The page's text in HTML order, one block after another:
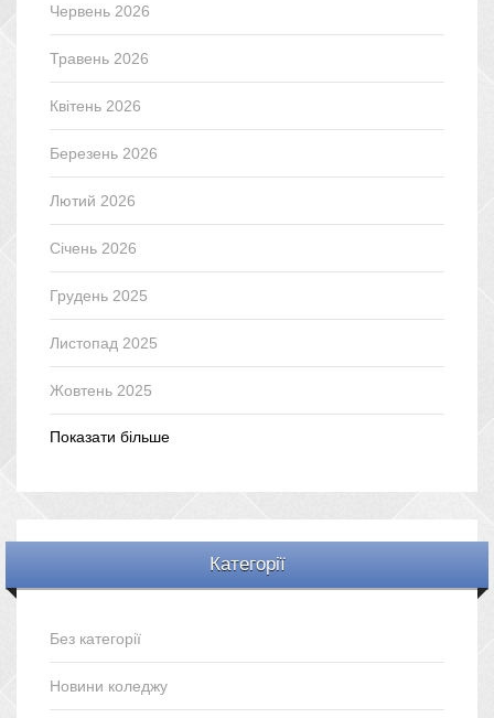
Червень 2026
Травень 2026
Квітень 2026
Березень 2026
Лютий 2026
Січень 2026
Грудень 2025
Листопад 2025
Жовтень 2025
Показати більше
Категорії
Без категорії
Новини коледжу